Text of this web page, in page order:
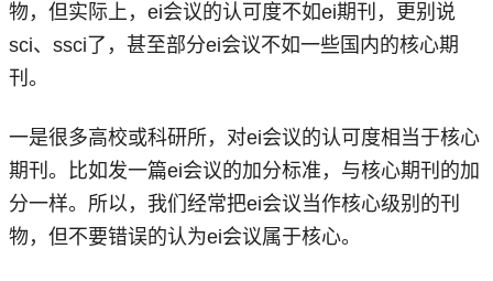
物，但实际上，ei会议的认可度不如ei期刊，更别说
sci、ssci了，甚至部分ei会议不如一些国内的核心期
刊。
一是很多高校或科研所，对ei会议的认可度相当于核心
期刊。比如发一篇ei会议的加分标准，与核心期刊的加
分一样。所以，我们经常把ei会议 当作核心级别的刊
物，但不要错误的认为ei会议属于核心。